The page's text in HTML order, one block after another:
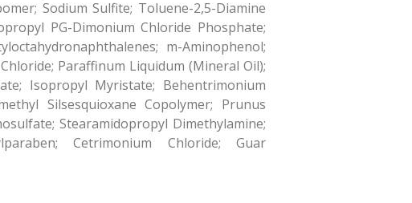
Sodium Sulfite; Toluene-2,5-Diamine
PG-Dimonium Chloride Phosphate;
m-Aminophenol;
Paraffinum Liquidum (Mineral Oil);
Isopropyl Myristate; Behentrimonium
Silsesquioxane Copolymer; Prunus
Stearamidopropyl Dimethylamine;
Cetrimonium Chloride; Guar